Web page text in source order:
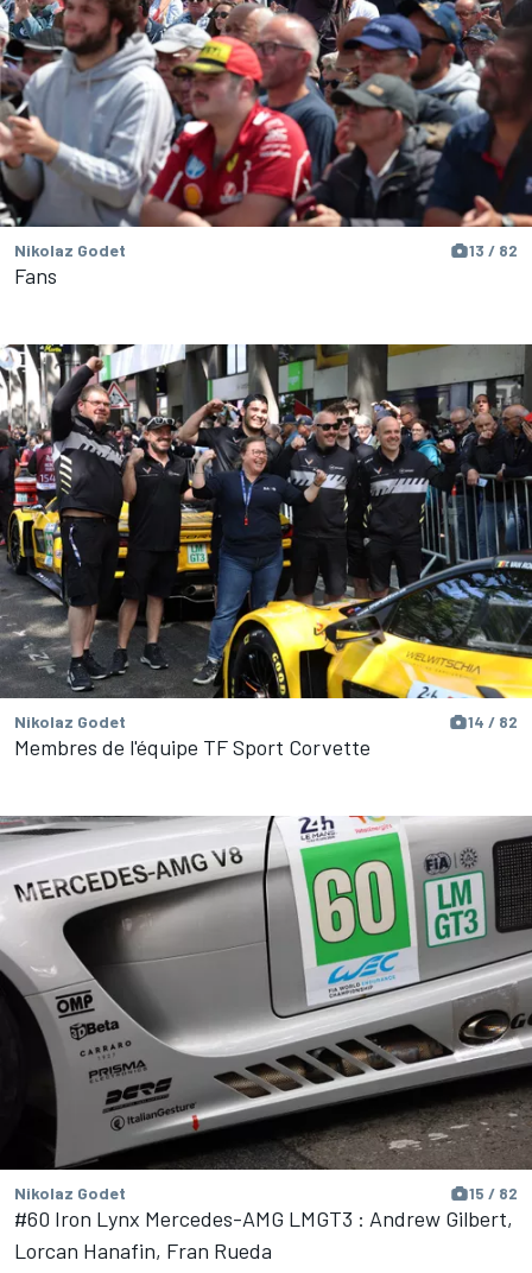
Nikolaz Godet 13 / 82
Fans
Nikolaz Godet 14 / 82
Membres de l'équipe TF Sport Corvette
Nikolaz Godet 15 / 82
#60 Iron Lynx Mercedes-AMG LMGT3 : Andrew Gilbert,
Lorcan Hanafin, Fran Rueda